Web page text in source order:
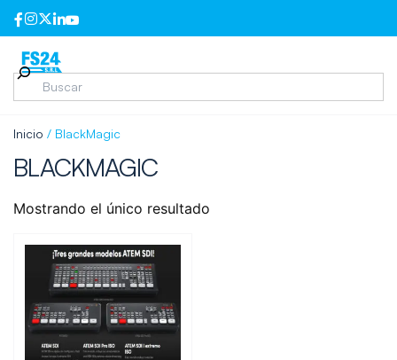
Inicio / BlackMagic
BLACKMAGIC
Mostrando el único resultado